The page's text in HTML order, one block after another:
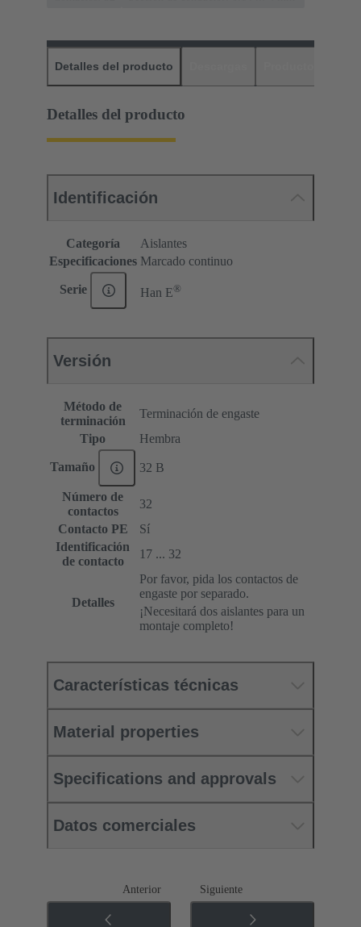
Detalles del producto
Detalles del producto
Identificación
Categoría
Aislantes
Especificaciones Marcado continuo
Serie Han E®
Versión
Método de
terminación
Terminación de engaste
Tipo
Hembra
Tamaño 32 B
Número de
contactos
32
Contacto PE
Sí
Identificación
de contacto
17 ... 32
Detalles
Por favor, pida los contactos de
engaste por separado.
¡Necesitará dos aislantes para un
montaje completo!
Características técnicas
Material properties
Specifications and approvals
Datos comerciales
Anterior Siguiente